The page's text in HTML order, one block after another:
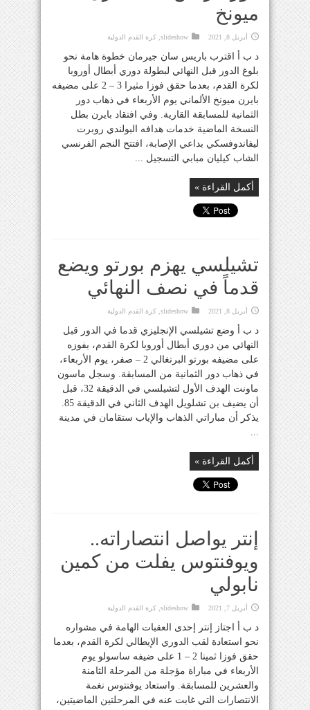
ميونخ
أبريل 8, 2021 slideshow كرة القدم الدولية
د ب أ اقترب باريس سان جيرمان خطوة هامة نحو
بلوغ الدور قبل النهائي لبطولة دوري أبطال أوروبا
لكرة القدم، بعدما حقق فوزا مثيرا 3 – 2 على مضيفه
بايرن ميونخ الألماني يوم الأربعاء في ذهاب دور
الثمانية للمسابقة القارية. وفي افتقاد بايرن بطل
النسخة الماضية خدمات هدافه البولندي روبرت
ليفاندوفسكي بداعي الإصابة، افتتح النجم الفرنسي
الشاب كيليان مبابي التسجيل ...
أكمل القراءة »
تشيلسي يهزم بورتو ويضع
قدماً في نصف النهائي
أبريل 8, 2021 slideshow كرة القدم الدولية
د ب أ وضع تشيلسي الإنجليزي قدما في الدور قبل
النهائي من دوري أبطال أوروبا لكرة القدم، بفوزه
على مضيفه بورتو البرتغالي 2 – صفر، يوم الأربعاء،
في ذهاب دور الثمانية من المسابقة. وسجل ماسون
ماونت الهدف الأول لتشيلسي في الدقيقة 32، قبل
أن يضيف بن تشلويل الهدف الثاني في الدقيقة 85.
يذكر أن مباراتي الذهاب والإياب ستقامان في مدينة
...
أكمل القراءة »
إنتر يواصل انتصاراته..
ويوفنتوس يفلت من كمين
نابولي
أبريل 7, 2021 slideshow كرة القدم الدولية
د ب أ اجتاز إنتر إحدى العقبات الهامة في مشواره
نحو استعادة لقب الدوري الإيطالي لكرة القدم، بعدما
حقق فوزا ثمينا 2 – 1 على ضيفه ساسولو يوم
الأربعاء في مباراة مؤجلة من المرحلة الثامنة
والعشرين للمسابقة. واستعاد يوفنتوس نغمة
الانتصارات التي غابت عنه في المرحلتين الماضيتين،